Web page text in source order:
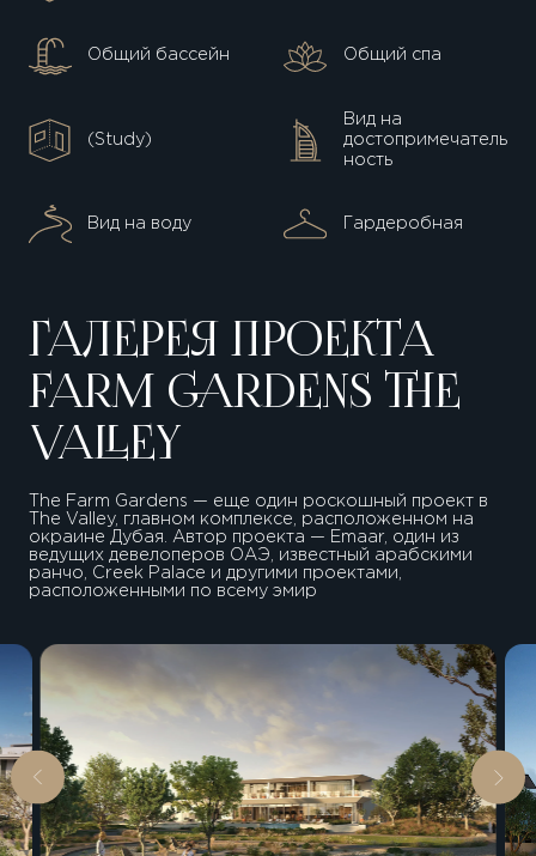
Общий бассейн Общий спа
(Study)
Вид на
достопримечатель
ность
Вид на воду Гардеробная
ГАЛЕРЕЯ ПРОЕКТА
FARM GARDENS THE
VALLEY
The Farm Gardens — еще один роскошный проект в
The Valley, главном комплексе, расположенном на
окраине Дубая. Автор проекта — Emaar, один из
ведущих девелоперов ОАЭ, известный арабскими
ранчо, Creek Palace и другими проектами,
расположенными по всему эмир